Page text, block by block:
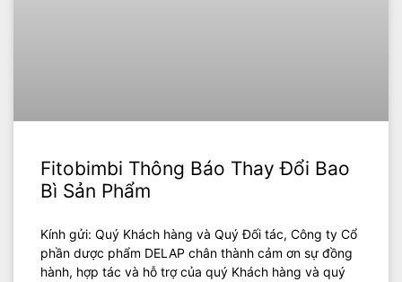
Fitobimbi Thông Báo Thay Đổi Bao
Bì Sản Phẩm
Kính gửi: Quý Khách hàng và Quý Đối tác, Công ty Cổ
phần dược phẩm DELAP chân thành cảm ơn sự đồng
hành, hợp tác và hỗ trợ của quý Khách hàng và quý